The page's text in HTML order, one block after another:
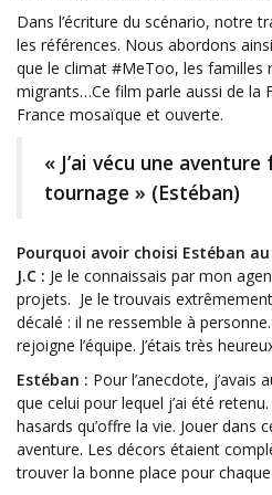
Dans l’écriture du scénario, notre
les références. Nous abordons
que le climat #MeToo, les familles
migrants…Ce film parle aussi de la
France mosaïque et ouverte.
« J’ai vécu une
tournage » (Estéban)
Pourquoi avoir choisi Estéban
J.C : Je le connaissais par mon
projets. Je le trouvais
décalé : il ne ressemble à
rejoigne l’équipe. J’étais très
Estéban : Pour l’anecdote,
que celui pour lequel j’ai été
hasards qu’offre la vie. Jouer dans
aventure. Les décors étaient
trouver la bonne place pour